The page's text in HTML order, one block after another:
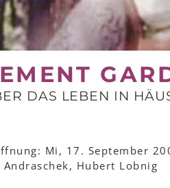
DAS LEBEN IN
Mi, 17. September
Andraschek, Hubert Lobnig